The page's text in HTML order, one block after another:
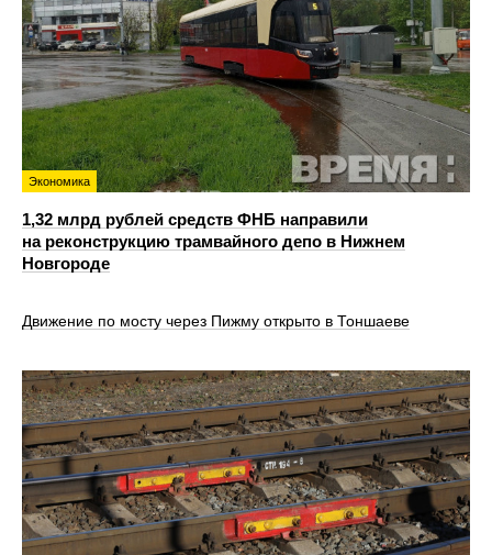
Экономика
1,32 млрд рублей средств ФНБ направили
на реконструкцию трамвайного депо в Нижнем
Новгороде
Движение по мосту через Пижму открыто в Тоншаеве